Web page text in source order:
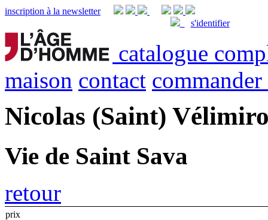
inscription à la newsletter
s'identifier
catalogue
maison contact commander
Nicolas (Saint)
Vie de Saint Sava
retour
prix